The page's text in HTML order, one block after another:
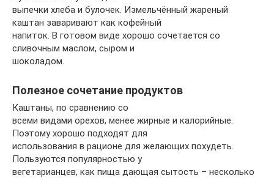
выпечки хлеба и булочек. Измельчённый жареный
каштан заваривают как кофейный
напиток. В готовом виде хорошо сочетается со
сливочным маслом, сыром и
шоколадом.
Полезное сочетание продуктов
Каштаны, по сравнению со
всеми видами орехов, менее жирные и калорийные.
Поэтому хорошо подходят для
использования в рационе для желающих похудеть.
Пользуются популярностью у
вегетарианцев, как пища дающая сытость – несколько